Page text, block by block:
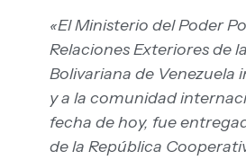
«El Ministerio del Poder
Relaciones Exteriores de
Bolivariana de Venezuela
y a la comunidad
fecha de hoy, fue
de la República